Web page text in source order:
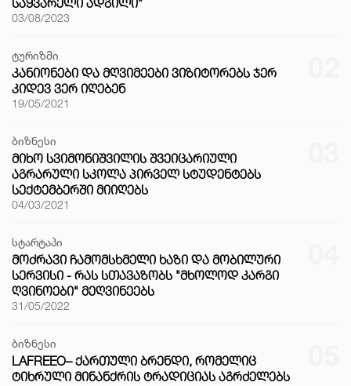
ᲡᲐᲧᲕᲐᲠᲔᲚᲘ ᲐᲓᲒᲘᲚᲘ"
03/08/2023
ტურიზმი
ᲙᲐᲜᲘᲝᲜᲔᲑᲘ ᲓᲐ ᲛᲦᲕᲘᲛᲔᲔᲑᲘ ᲕᲘᲖᲘᲢᲝᲠᲔᲑᲡ ᲯᲔᲠ
ᲙᲘᲓᲔᲕ ᲕᲔᲠ ᲘᲦᲔᲑᲔᲜ
19/05/2021
ბიზნესი
ᲛᲘᲮᲝ ᲡᲕᲘᲛᲝᲜᲘᲨᲕᲘᲚᲘᲡ ᲨᲕᲔᲘᲪᲐᲠᲘᲣᲚᲘ
ᲐᲒᲠᲐᲠᲣᲚᲘ ᲡᲙᲝᲚᲐ ᲞᲘᲠᲕᲔᲚ ᲡᲢᲣᲓᲔᲜᲢᲔᲑᲡ
ᲡᲔᲥᲢᲔᲛᲑᲔᲠᲨᲘ ᲛᲘᲘᲦᲔᲑᲡ
04/03/2021
სტარტაპი
ᲛᲝᲫᲠᲐᲕᲘ ᲩᲐᲛᲝᲛᲡᲮᲛᲔᲚᲘ ᲮᲐᲖᲘ ᲓᲐ ᲛᲝᲑᲘᲚᲣᲠᲘ
ᲡᲔᲠᲕᲘᲡᲘ - ᲠᲐᲡ ᲡᲗᲐᲕᲐᲖᲝᲑᲡ "ᲛᲮᲝᲚᲝᲓ ᲙᲐᲠᲒᲘ
ᲦᲕᲘᲜᲝᲔᲑᲘ" ᲛᲔᲦᲕᲘᲜᲔᲔᲑᲡ
31/05/2022
ბიზნესი
LAFREEO– ᲥᲐᲠᲗᲣᲚᲘ ᲑᲠᲔᲜᲓᲘ, ᲠᲝᲛᲔᲚᲘᲪ
ᲢᲘᲮᲠᲣᲚᲘ ᲛᲘᲜᲐᲜᲥᲠᲘᲡ ᲢᲠᲐᲓᲘᲪᲘᲐᲡ ᲐᲒᲠᲫᲔᲚᲔᲑᲡ